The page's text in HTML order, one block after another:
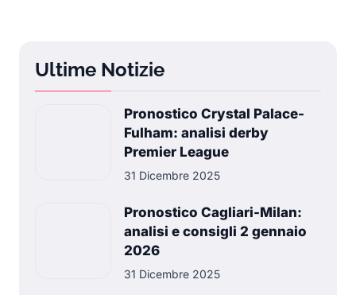
Ultime Notizie
Pronostico Crystal Palace-
Fulham: analisi derby
Premier League
31 Dicembre 2025
Pronostico Cagliari-Milan:
analisi e consigli 2 gennaio
2026
31 Dicembre 2025